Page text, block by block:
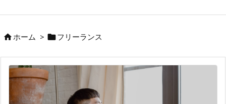

検索
ホーム > フリーランス